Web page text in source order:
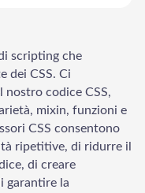
scripting che
dei CSS. Ci
nostro codice CSS,
mixin, funzioni e
CSS consentono
ripetitive, di ridurre il
di creare
garantire la